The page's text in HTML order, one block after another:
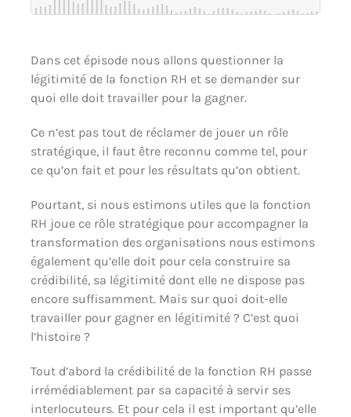
Dans cet épisode nous allons questionner la
légitimité de la fonction RH et se demander sur
quoi elle doit travailler pour la gagner.
Ce n’est pas tout de réclamer de jouer un rôle
stratégique, il faut être reconnu comme tel, pour
ce qu’on fait et pour les résultats qu’on obtient.
Pourtant, si nous estimons utiles que la fonction
RH joue ce rôle stratégique pour accompagner la
transformation des organisations nous estimons
également qu’elle doit pour cela construire sa
crédibilité, sa légitimité dont elle ne dispose pas
encore suffisamment. Mais sur quoi doit-elle
travailler pour gagner en légitimité ? C’est quoi
l’histoire ?
Tout d’abord la crédibilité de la fonction RH passe
irrémédiablement par sa capacité à servir ses
interlocuteurs. Et pour cela il est important qu’elle